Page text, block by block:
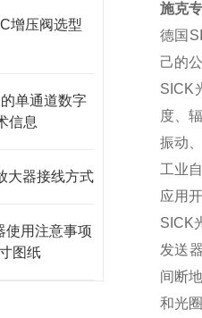
增压阀选型
单通道数字
信息
大器接线方式
使用注意事项
图纸
施克
德国
己的
SICK
度、
振动
工业
应用
SICK
发送
间断
和光